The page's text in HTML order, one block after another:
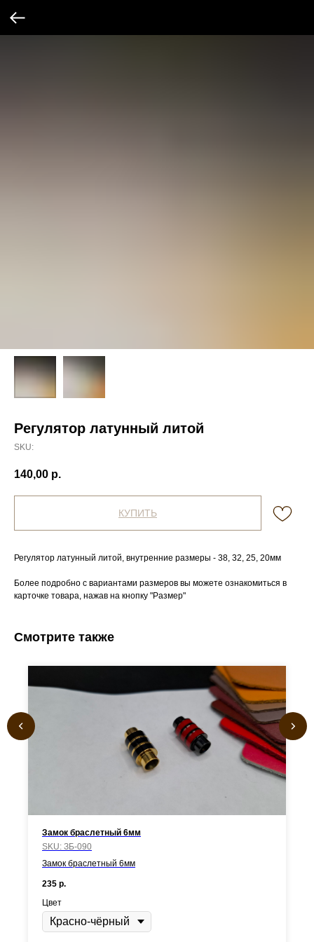
Регулятор латунный литой
SKU:
140,00 р.
КУПИТЬ
Регулятор латунный литой, внутренние размеры - 38, 32, 25, 20мм
Более подробно с вариантами размеров вы можете ознакомиться в
карточке товара, нажав на кнопку "Размер"
Смотрите также
Замок браслетный 6мм
SKU: ЗБ-090
Замок браслетный 6мм
235 р.
Цвет